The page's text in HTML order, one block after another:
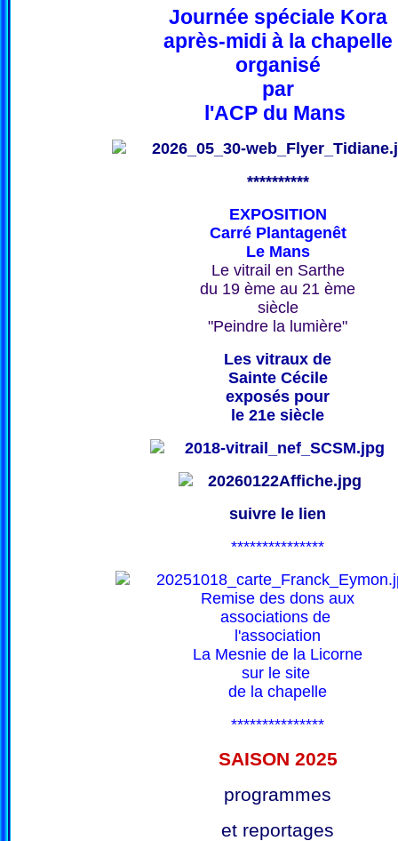
Journée spéciale Kora
après-midi à la chapelle
organisé
par
l'ACP du Mans
**********
EXPOSITION
Carré Plantagenêt
Le Mans
Le vitrail en Sarthe
du 19 ème au 21 ème
siècle
"Peindre la lumière"
Les vitraux de
Sainte Cécile
exposés pour
le 21e siècle
suivre le lien
***************
Remise des dons aux
associations de
l'association
La Mesnie de la Licorne
sur le site
de la chapelle
***************
SAISON 2025
programmes
et reportages